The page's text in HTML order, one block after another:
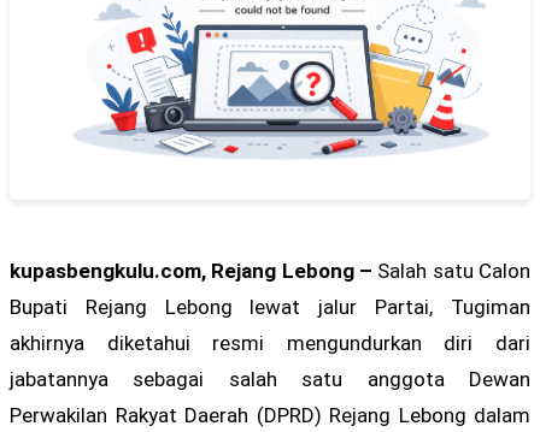
kupasbengkulu.com, Rejang Lebong – Salah satu Calon
Bupati Rejang Lebong lewat jalur Partai, Tugiman
akhirnya diketahui resmi mengundurkan diri dari
jabatannya sebagai salah satu anggota Dewan
Perwakilan Rakyat Daerah (DPRD) Rejang Lebong dalam